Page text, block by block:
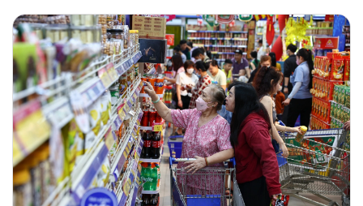
định về an toàn thực phẩm. Những vụ việc vừa
được cơ quan chức năng phát hiện cho thấy,
nếu không có những chế tài đủ sức răn đe,
thực phẩm không đảm bảo chất lượng sẽ vẫn
còn “đất sống”.